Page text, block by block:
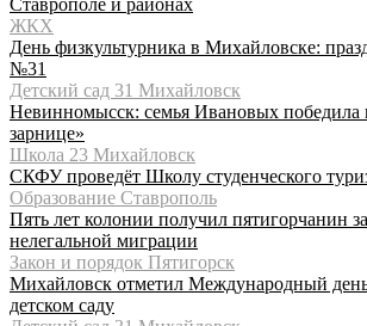
ЖКХ
День физкультурника в Михайловске:
№31
Детский сад 31 Михайловск
Невинномысск: семья Ивановых победила
зарнице»
Школа 23 Михайловск
СКФУ проведёт Школу студенческого
Образование Ставрополь
Пять лет колонии получил пятигорчанин
нелегальной миграции
Закон и порядок Пятигорск
Михайловск отметил Международный
детском саду